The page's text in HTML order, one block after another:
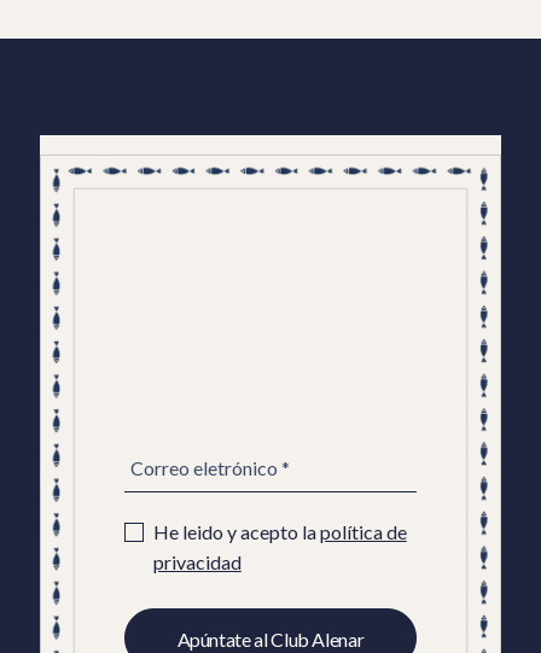
NEWSLETTER
ES
He leido y acepto lapolítica de
privacidad
Apúntate al Club Alenar